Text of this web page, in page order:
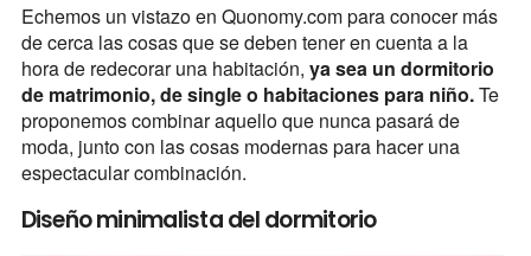
Echemos un vistazo en Quonomy.com para conocer más
de cerca las cosas que se deben tener en cuenta a la
hora de redecorar una habitación, ya sea un dormitorio
de matrimonio, de single o habitaciones para niño.Te
proponemos combinar aquello que nunca pasará de
moda, junto con las cosas modernas para hacer una
espectacular combinación.
Diseño minimalista del dormitorio